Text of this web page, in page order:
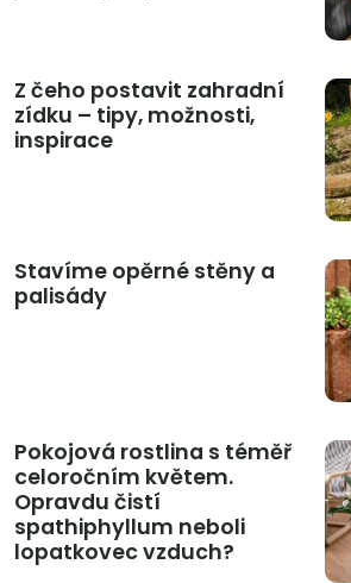
Z čeho postavit zahradní
zídku – tipy, možnosti,
inspirace
Stavíme opěrné stěny a
palisády
Pokojová rostlina s téměř
celoročním květem.
Opravdu čistí
spathiphyllum neboli
lopatkovec vzduch?